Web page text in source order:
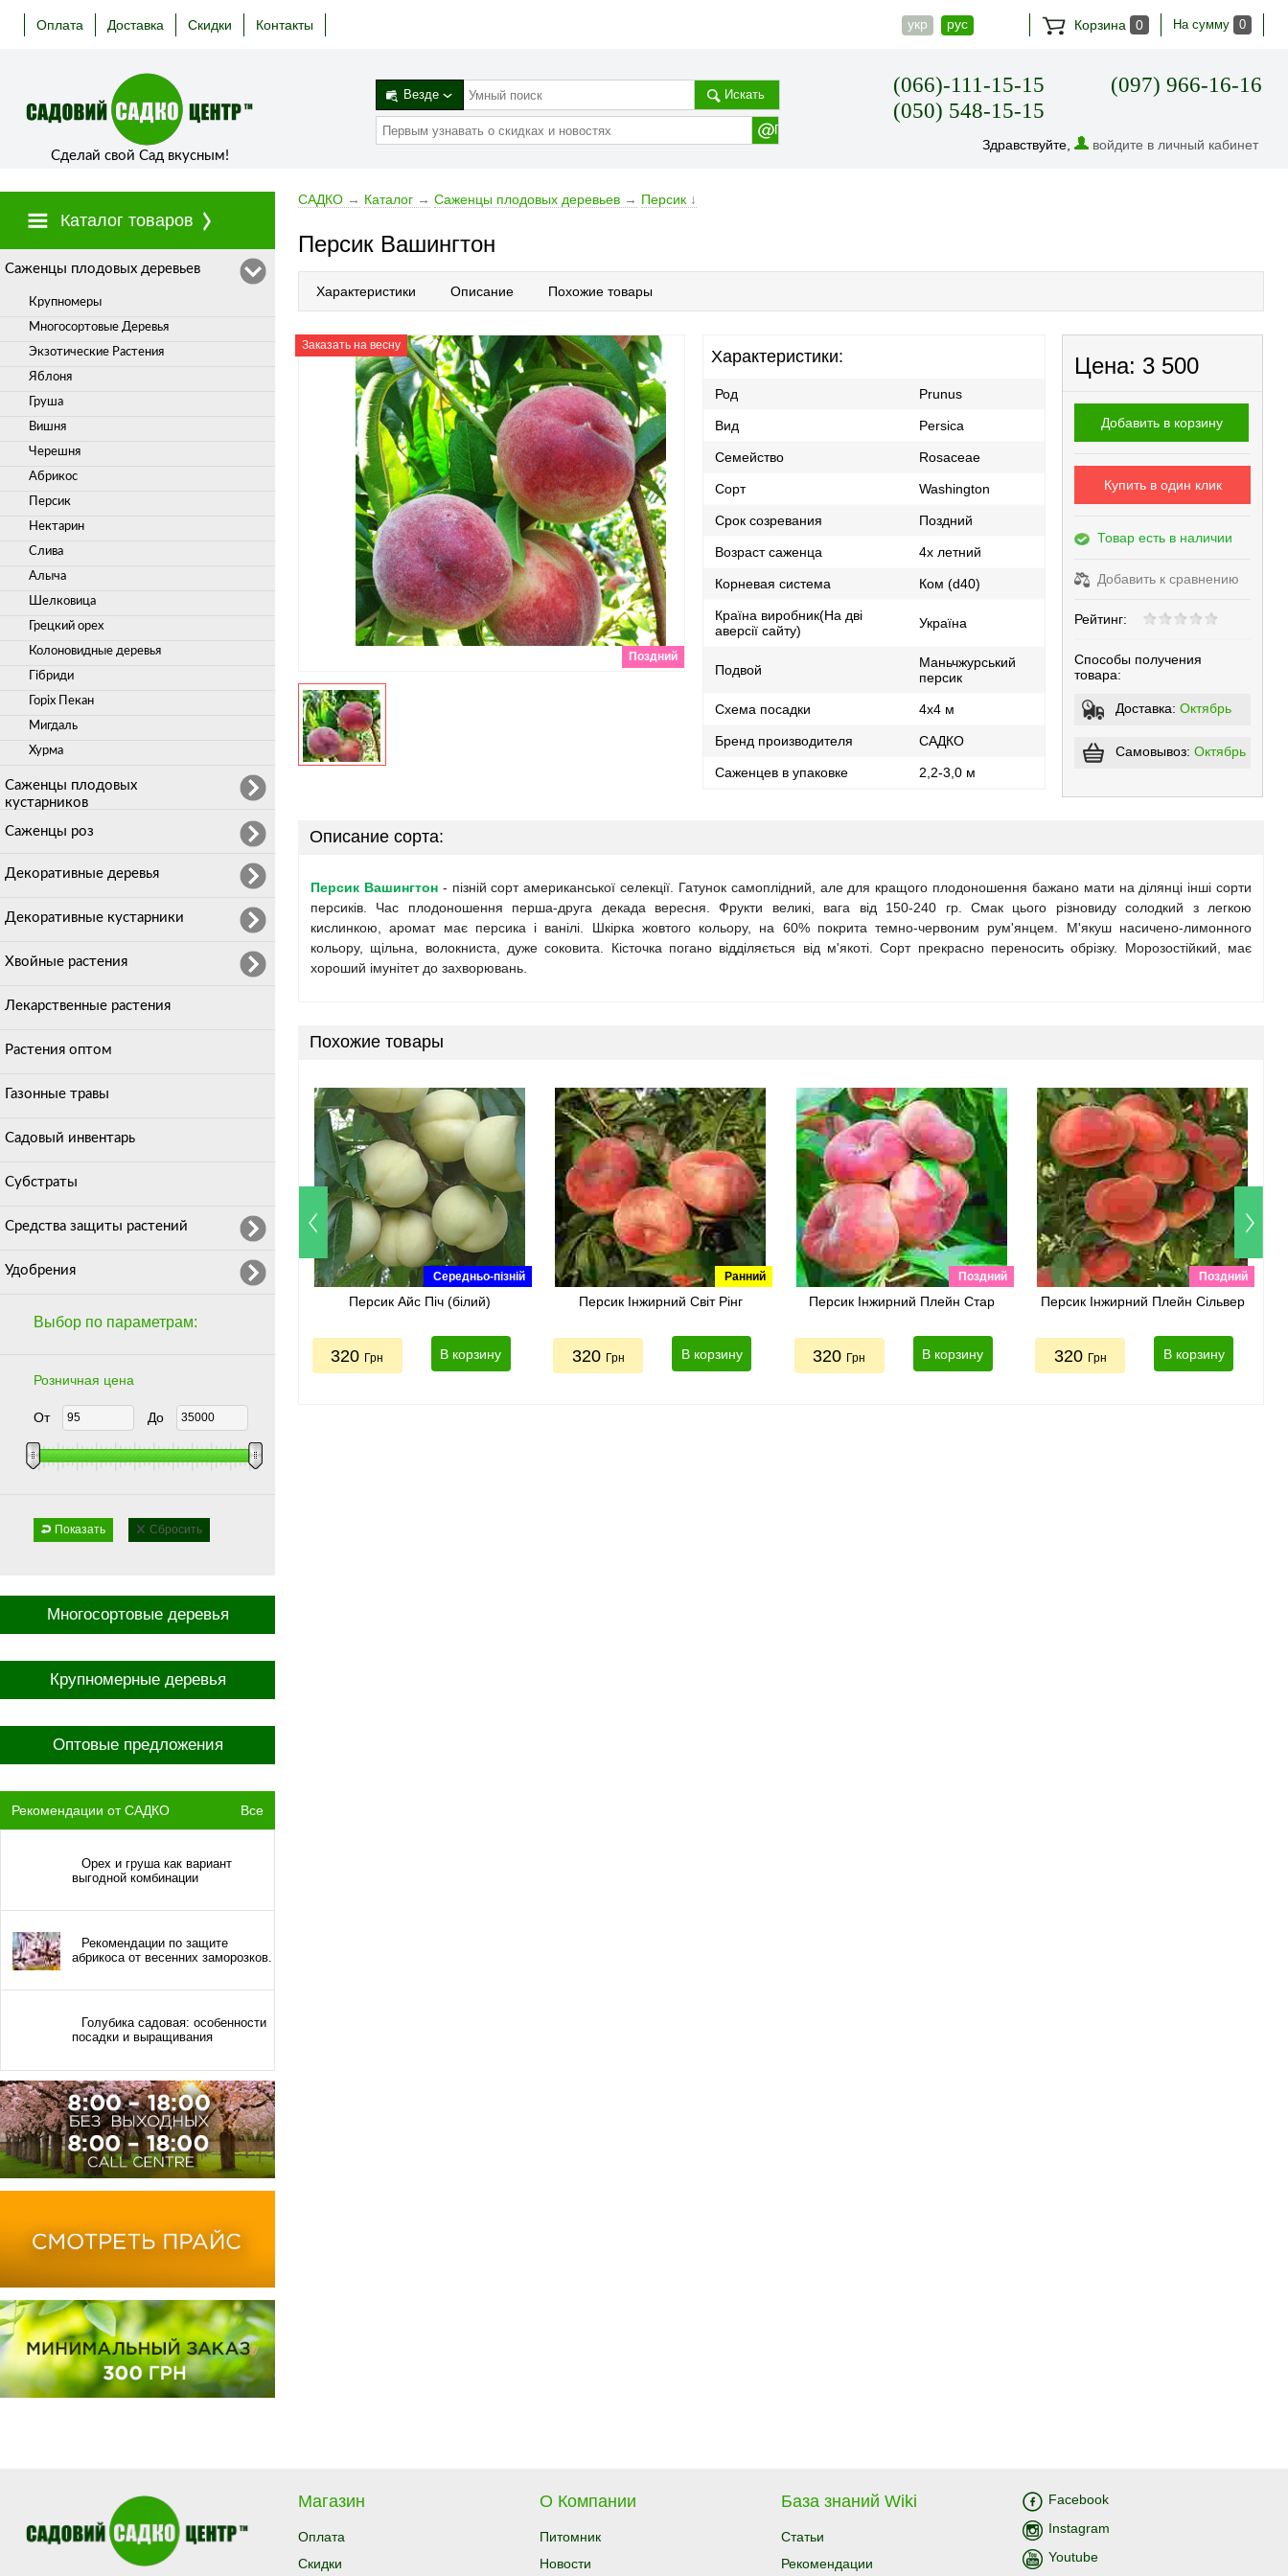
Оплата Доставка Скидки Контакты укр рус Корзина 0 На сумму 0
Сделай свой Сад вкусным!
Везде Искать
(066)-111-15-15
(050) 548-15-15
(097) 966-16-16
Здравствуйте, войдите в личный кабинет
Каталог товаров
Cаженцы плодовых деревьев
Крупномеры
Многосортовые Деревья
Экзотические Растения
Яблоня
Груша
Вишня
Черешня
Абрикос
Персик
Нектарин
Слива
Алыча
Шелковица
Грецкий орех
Колоновидные деревья
Гібриди
Горіх Пекан
Мигдаль
Хурма
Саженцы плодовых
кустарников
Саженцы роз
Декоративные деревья
Декоративные кустарники
Хвойные растения
Лекарственные растения
Растения оптом
Газонные травы
Садовый инвентарь
Субстраты
Средства защиты растений
Удобрения
Многосортовые деревья
Крупномерные деревья
Оптовые предложения
Рекомендации от САДКО Все
Орех и груша как вариант
выгодной комбинации
Рекомендации по защите
абрикоса от весенних заморозков.
Голубика садовая: особенности
посадки и выращивания
Выбор по параметрам:
Розничная цена
От До
Показать Сбросить
САДКО → Каталог → Cаженцы плодовых деревьев → Персик ↓
Персик Вашингтон
Характеристики Описание Похожие товары
Заказать на весну
Поздний
Характеристики:
Род Prunus
Вид Persica
Семейство Rosaceae
Сорт Washington
Срок созревания Поздний
Возраст саженца 4х летний
Корневая система Ком (d40)
Країна виробник(На дві
аверсії сайту)
Україна
Подвой
Маньчжурський
персик
Схема посадки 4x4 м
Бренд производителя САДКО
Саженцев в упаковке 2,2-3,0 м
Цена: 3 500
Добавить в корзину
Купить в один клик
Товар есть в наличии
Добавить к сравнению
Рейтинг:
Способы получения
товара:
Доставка: Октябрь
Самовывоз: Октябрь
Описание сорта:
Персик Вашингтон- пізній сорт американської селекції. Гатунок самоплідний, але для кращого плодоношення бажано мати на ділянці інші сорти
персиків. Час плодоношення перша-друга декада вересня. Фрукти великі, вага від 150-240 гр. Смак цього різновиду солодкий з легкою
кислинкою, аромат має персика і ванілі. Шкірка жовтого кольору, на 60% покрита темно-червоним рум'янцем. М'якуш насичено-лимонного
кольору, щільна, волокниста, дуже соковита. Кісточка погано відділяється від м'якоті. Сорт прекрасно переносить обрізку. Морозостійкий, має
хороший імунітет до захворювань.
Похожие товары
Середньо-пізній
Персик Айс Піч (білий)
320 Грн В корзину
Ранний
Персик Інжирний Світ Рінг
320 Грн В корзину
Поздний
Персик Інжирний Плейн Стар
320 Грн В корзину
Поздний
Персик Інжирний Плейн Сільвер
320 Грн В корзину
Магазин
Оплата
Скидки
О Компании
Питомник
Новости
База знаний Wiki
Статьи
Рекомендации
Facebook
Instagram
Youtube